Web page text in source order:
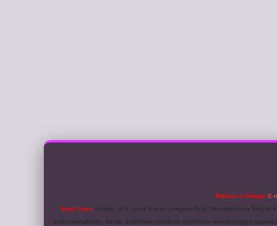
Reklam ve İletişim: E-
Yasal Uyarı: Sitemiz, 5651 Sayılı Kanun gereğince Bilgi Teknolojileri ve
bulunmamaktadır. Ancak, üyelerimiz yazdıkları içeriklerin sorumluluğunu